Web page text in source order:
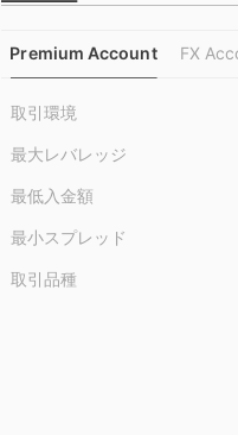
Premium Account FX
取引環境
最大レバレッジ
最低入金額
最小スプレッド
取引品種